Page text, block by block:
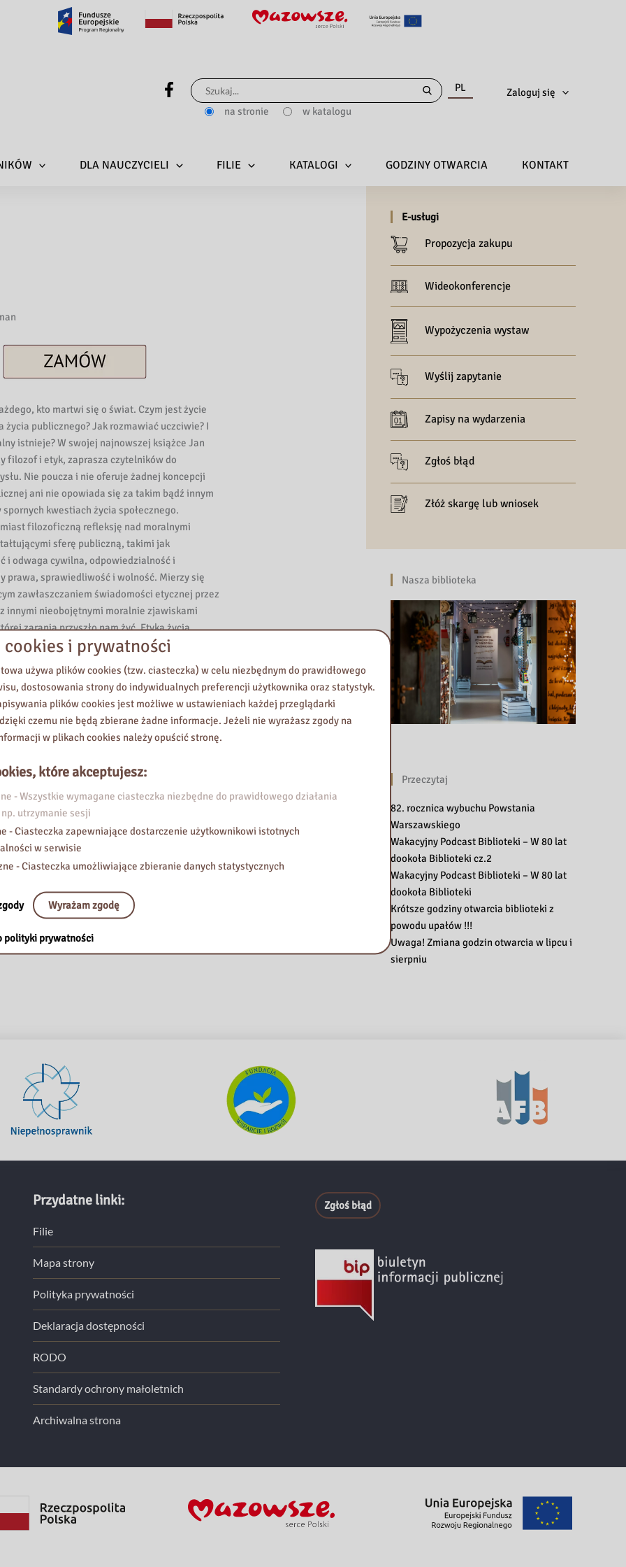
Szukaj
dla:
na stronie w katalogu
PL Zaloguj się
DLA NAUCZYCIELI FILIE KATALOGI GODZINY OTWARCIA KONTAKT
kto martwi się o świat. Czym jest życie
życia publicznego? Jak rozmawiać uczciwie? I
istnieje? W swojej najnowszej książce Jan
filozof i etyk, zaprasza czytelników do
Nie poucza i nie oferuje żadnej koncepcji
ani nie opowiada się za takim bądź innym
kwestiach życia społecznego.
filozoficzną refleksję nad moralnymi
sferę publiczną, takimi jak
i odwaga cywilna, odpowiedzialność i
prawa, sprawiedliwość i wolność. Mierzy się
zawłaszczaniem świadomości etycznej przez
innymi nieobojętnymi moralnie zjawiskami
zarania przyszło nam żyć. Etyka życia
pozycja zarówno dla filozofów i
debatą publiczną, politologią oraz sprawami
społeczna i wolność jednostki przynależą
jeśli doktryna liberalna wpycha jednostkę w
zamkniętymi drzwiami prywatność, a doktryna
dla odmiany wyprowadza ją z całą rodziną w te
Między ekstremami apolitycznej
wspólnoty rozciąga się wielka
publicznego, w której każdy człowiek działa w
przynajmniej stopnia wolny i musi brać
za swoje uczynki oraz zaniechania.
E-usługi
Propozycja zakupu
Wideokonferencje
Wypożyczenia wystaw
Wyślij zapytanie
Zapisy na wydarzenia
Zgłoś błąd
Złóż skargę lub wniosek
Nasza biblioteka
Przeczytaj
82. rocznica wybuchu Powstania
Warszawskiego
Wakacyjny Podcast Biblioteki – W 80 lat
dookoła Biblioteki cz.2
Wakacyjny Podcast Biblioteki – W 80 lat
dookoła Biblioteki
Krótsze godziny otwarcia biblioteki z
powodu upałów !!!
Uwaga! Zmiana godzin otwarcia w lipcu i
sierpniu
Przydatne linki:
Filie
Mapa strony
Polityka prywatności
Deklaracja dostępności
RODO
Standardy ochrony małoletnich
Archiwalna strona
Zgłoś błąd
i prywatności
używa plików cookies (tzw. ciasteczka) w celu niezbędnym do prawidłowego
dostosowania strony do indywidualnych preferencji użytkownika oraz statystyk.
plików cookies jest możliwe w ustawieniach każdej przeglądarki
czemu nie będą zbierane żadne informacje. Jeżeli nie wyrażasz zgody na
w plikach cookies należy opuścić stronę.
które akceptujesz:
- Wszystkie wymagane ciasteczka niezbędne do prawidłowego działania
utrzymanie sesji
- Ciasteczka zapewniające dostarczenie użytkownikowi istotnych
w serwisie
- Ciasteczka umożliwiające zbieranie danych statystycznych
Wyrażam zgodę
polityki prywatności